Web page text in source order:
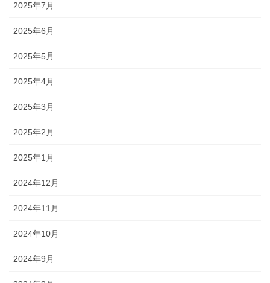
2025年7月
2025年6月
2025年5月
2025年4月
2025年3月
2025年2月
2025年1月
2024年12月
2024年11月
2024年10月
2024年9月